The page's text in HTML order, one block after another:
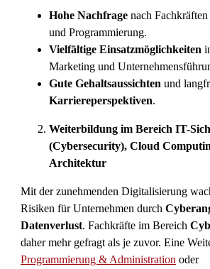
Hohe Nachfrage nach
und Programmierung.
Vielfältige Einsatzmöglichkeiten
Marketing und
Gute Gehaltsaussichten und
Karriereperspektiven.
Weiterbildung im Bereich IT-
(Cybersecurity), Cloud
Architektur
Mit der zunehmenden Digitalisierung
Risiken für Unternehmen durch
Datenverlust. Fachkräfte im Bereich
daher mehr gefragt als je zuvor. Eine
Programmierung & Administration oder